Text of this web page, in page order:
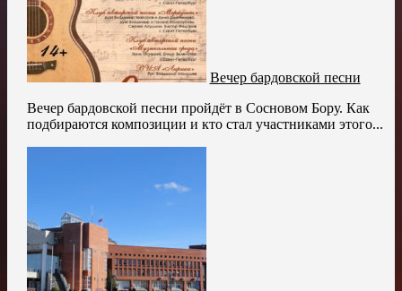
Вечер бардовской песни
Вечер бардовской песни пройдёт в Сосновом Бору. Как
подбираются композиции и кто стал участниками этого...